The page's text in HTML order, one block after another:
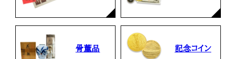
骨董品 記念コイン